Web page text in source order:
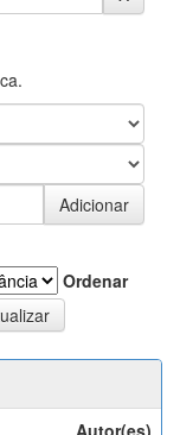
Ordenar
Autor(es)